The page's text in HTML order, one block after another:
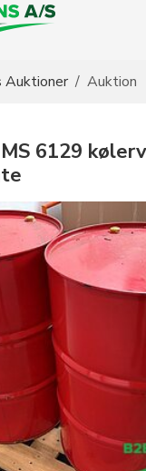
Auktioner Auktion
6129